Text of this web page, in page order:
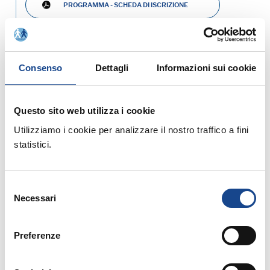
Consenso Dettagli Informazioni sui cookie
Questo sito web utilizza i cookie
Utilizziamo i cookie per analizzare il nostro traffico a fini
statistici.
delNecessari
Preferenze
PROGRAMMA - SCHEDA DI ISCRIZIONE
Prossimi corsi in programma:
professionale
Estate all'ombra dei cipressi
Seminario di aggiornamento professionale